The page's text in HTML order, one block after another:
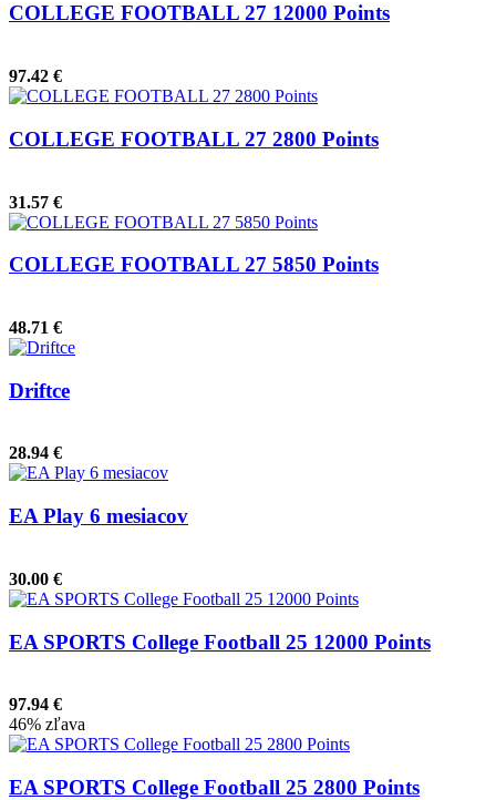
COLLEGE FOOTBALL 27 12000 Points
97.42 €
COLLEGE FOOTBALL 27 2800 Points
31.57 €
COLLEGE FOOTBALL 27 5850 Points
48.71 €
Driftce
28.94 €
EA Play 6 mesiacov
30.00 €
EA SPORTS College Football 25 12000 Points
97.94 €
46% zľava
EA SPORTS College Football 25 2800 Points